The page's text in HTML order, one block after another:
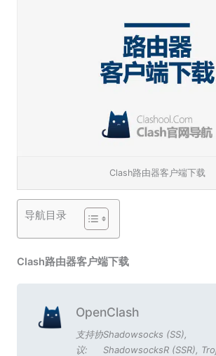
Clash路由器客户端下载
导航目录
Clash路由器客户端下载
OpenClash
支持协
议:
Shadowsocks (SS),
ShadowsocksR (SSR),